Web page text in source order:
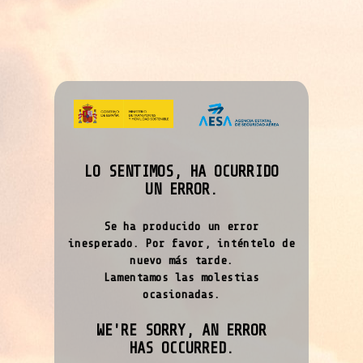
LO SENTIMOS, HA OCURRIDO
UN ERROR.
Se ha producido un error
inesperado. Por favor, inténtelo de
nuevo más tarde.
Lamentamos las molestias
ocasionadas.
WE'RE SORRY, AN ERROR
HAS OCCURRED.